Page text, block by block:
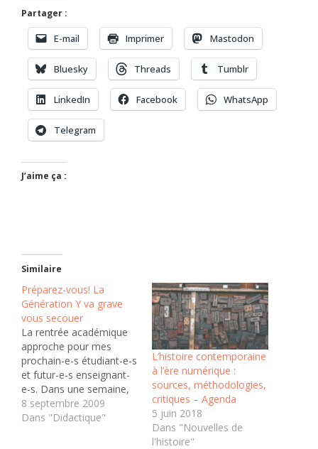
Partager :
E-mail Imprimer Mastodon
Bluesky Threads Tumblr
LinkedIn Facebook WhatsApp
Telegram
J’aime ça :
Similaire
Préparez-vous! La
Génération Y va grave
vous secouer
La rentrée académique
approche pour mes
prochain-e-s étudiant-e-s
et futur-e-s enseignant-
e-s. Dans une semaine,
ils débuteront leur
formation et pour
8 septembre 2009
Dans "Didactique"
L’histoire contemporaine
à l’ère numérique :
sources, méthodologies,
critiques – Agenda
5 juin 2018
Dans "Nouvelles de
l'histoire"